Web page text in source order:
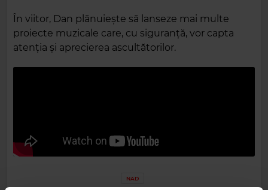
În viitor, Dan plănuiește să lanseze mai multe
proiecte muzicale care, cu siguranță, vor capta
atenția și aprecierea ascultătorilor.
NAD